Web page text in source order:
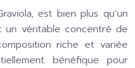
est bien plus qu’un
un véritable concentré de
riche et variée
bénéfique pour